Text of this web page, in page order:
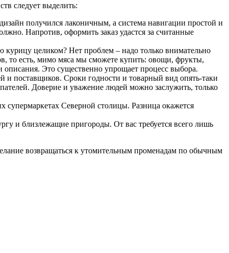
следует выделить:
получился лаконичным, а система навигации простой и
Напротив, оформить заказ удастся за считанные
целиком? Нет проблем – надо только внимательно
то есть, мимо мяса мы сможете купить: овощи, фрукты,
Это существенно упрощает процесс выбора.
и поставщиков. Сроки годности и товарный вид опять-таки
Доверие и уважение людей можно заслужить, только
супермаркетах Северной столицы. Разница окажется
и близлежащие пригороды. От вас требуется всего лишь
возвращаться к утомительным променадам по обычным